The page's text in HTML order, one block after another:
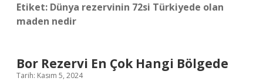
Etiket: Dünya rezervinin 72si Türkiyede olan
maden nedir
Bor Rezervi En Çok Hangi Bölgede
Tarih: Kasım 5, 2024